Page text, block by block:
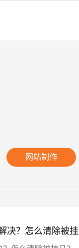
网站制作
决？怎么清除被挂